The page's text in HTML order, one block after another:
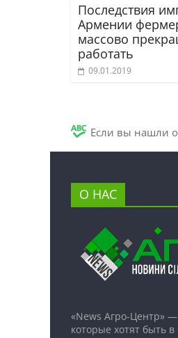
Последствия
Армении
массово
работать
09.01.2019
Если вы нашли
О НАС
«News Агро-Центр»
которые хотят быть